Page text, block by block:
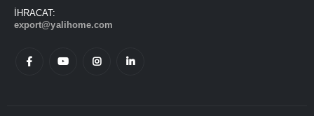
İHRACAT:
export@yalihome.com